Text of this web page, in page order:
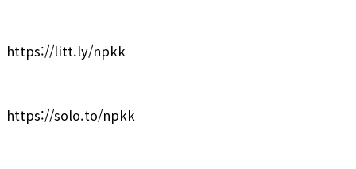
https://litt.ly/npkk
https://solo.to/npkk